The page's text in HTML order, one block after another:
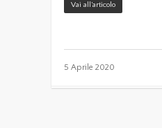
Vai all’articolo
5 Aprile 2020